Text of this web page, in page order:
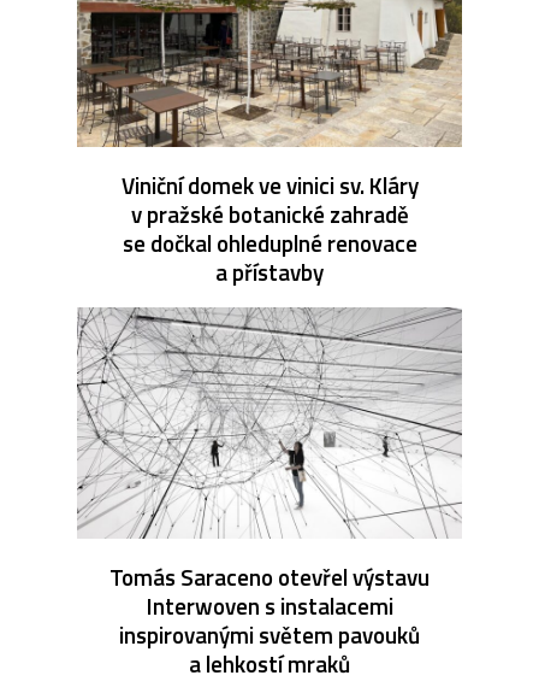
Viniční domek ve vinici sv. Kláry
v pražské botanické zahradě
se dočkal ohleduplné renovace
a přístavby
Tomás Saraceno otevřel výstavu
Interwoven s instalacemi
inspirovanými světem pavouků
a lehkostí mraků